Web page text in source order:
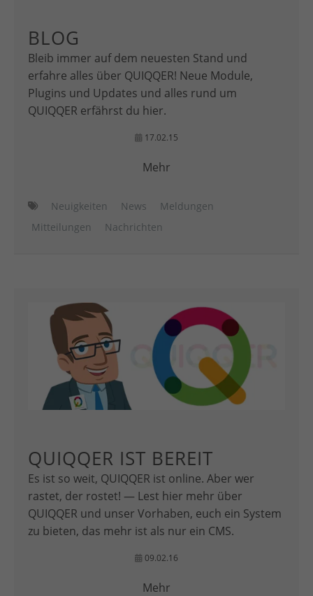
BLOG
Bleib immer auf dem neuesten Stand und
erfahre alles über QUIQQER! Neue Module,
Plugins und Updates und alles rund um
QUIQQER erfährst du hier.
17.02.15
Mehr
Neuigkeiten News
Meldungen
Mitteilungen
Nachrichten
QUIQQER IST BEREIT
Es ist so weit, QUIQQER ist online. Aber wer
rastet, der rostet! — Lest hier mehr über
QUIQQER und unser Vorhaben, euch ein System
zu bieten, das mehr ist als nur ein CMS.
09.02.16
Mehr